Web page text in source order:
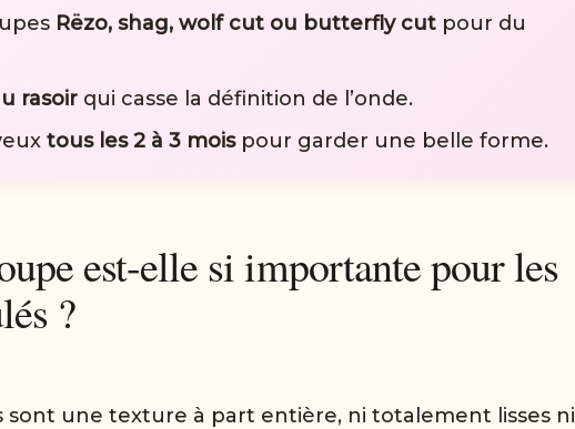
Rëzo, shag, wolf cut ou butterfly cut pour du
rasoir qui casse la définition de l’onde.
tous les 2 à 3 moispour garder une belle forme.
est-elle si importante pour les
?
sont une texture à part entière, ni totalement lisses ni